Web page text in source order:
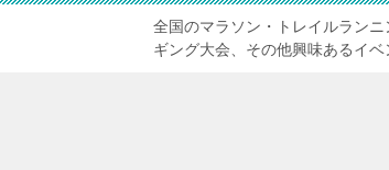
全国のマラソン・トレイルラン
ギング大会、その他興味あるイ